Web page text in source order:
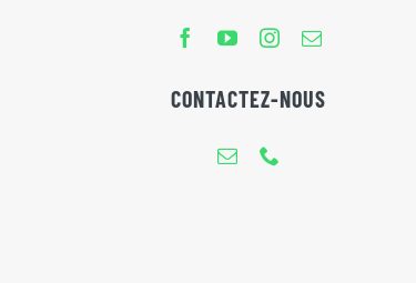
CONTACTEZ-NOUS